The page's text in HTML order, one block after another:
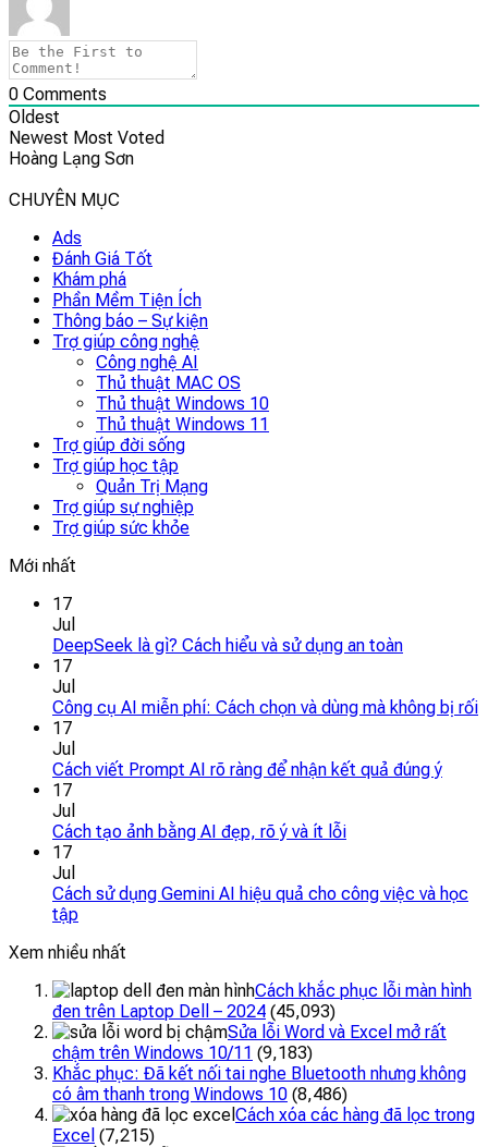
0 Comments
Oldest
Newest Most Voted
Hoàng Lạng Sơn
CHUYÊN MỤC
Ads
Đánh Giá Tốt
Khám phá
Phần Mềm Tiện Ích
Thông báo – Sự kiện
Trợ giúp công nghệ
Công nghệ AI
Thủ thuật MAC OS
Thủ thuật Windows 10
Thủ thuật Windows 11
Trợ giúp đời sống
Trợ giúp học tập
Quản Trị Mạng
Trợ giúp sự nghiệp
Trợ giúp sức khỏe
Mới nhất
17
Jul
DeepSeek là gì? Cách hiểu và sử dụng an toàn
17
Jul
Công cụ AI miễn phí: Cách chọn và dùng mà không bị rối
17
Jul
Cách viết Prompt AI rõ ràng để nhận kết quả đúng ý
17
Jul
Cách tạo ảnh bằng AI đẹp, rõ ý và ít lỗi
17
Jul
Cách sử dụng Gemini AI hiệu quả cho công việc và học
tập
Xem nhiều nhất
Cách khắc phục lỗi màn hình
đen trên Laptop Dell – 2024 (45,093)
Sửa lỗi Word và Excel mở rất
chậm trên Windows 10/11 (9,183)
Khắc phục: Đã kết nối tai nghe Bluetooth nhưng không
có âm thanh trong Windows 10 (8,486)
Cách xóa các hàng đã lọc trong
Excel (7,215)